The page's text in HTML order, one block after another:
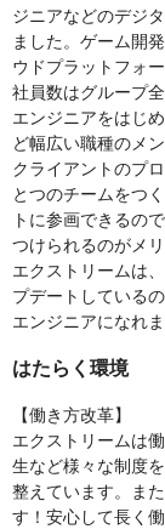
ジニアなどのデジ
ました。ゲーム開
ウドプラットフォ
社員数はグループ
エンジニアをはじ
ど幅広い職種のメ
クライアントのプ
とつのチームをつ
トに参画できるの
つけられるのがメリ
エクストリームは
プデートしている
エンジニアになれま
はたらく環境
【働き方改革】
エクストリームは
生など様々な制度
整えています。ま
す！安心して長く